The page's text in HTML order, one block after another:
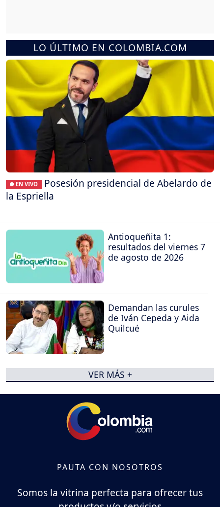
LO ÚLTIMO EN COLOMBIA.COM
● EN VIVO
Posesión presidencial de Abelardo de
la Espriella
Antioqueñita 1:
resultados del viernes 7
de agosto de 2026
Demandan las curules
de Iván Cepeda y Aida
Quilcué
VER MÁS +
PAUTA CON NOSOTROS
Somos la vitrina perfecta para ofrecer tus